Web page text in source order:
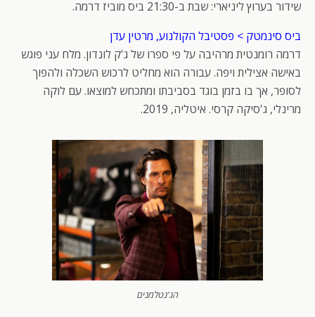
שידור בערוץ ליניארי: שבת ב-21:30 ביס מוביז דרמה.
ביס סינמטק > פסטיבל הקולנוע, מרטין עדן
דרמה רומנטית מרהיבה על פי ספרו של ג'ק לונדון. מלח עני פוגש
באישה אצילית ויפה. עבורה הוא מחליט לרכוש השכלה ולהפוך
לסופר, אך בו בזמן בוגד בסביבתו ומתכחש למוצאו. עם לוקה
מרינלי, ג'סיקה קרסי. איטליה, 2019.
הג'נטלמנים